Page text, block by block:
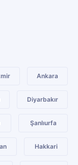
Ankara
Diyarbakır
Şanlıurfa
Hakkari